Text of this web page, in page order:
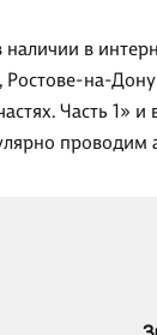
наличии в
на-
Часть
проводим